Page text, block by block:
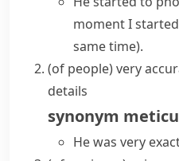
moment I
same time).
(of people)very
details
synonym
He was very